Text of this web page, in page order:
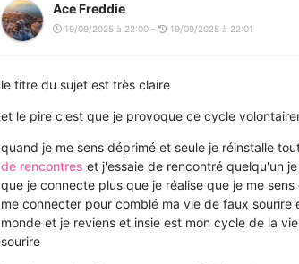
Ace Freddie
19/09/2025 à 22:00 - 19/09/2025 à 22:01
le titre du sujet est très claire
et le pire c'est que je provoque ce cycle
quand je me sens déprimé et seule je réinstalle
de rencontres et j'essaie de rencontré quelqu'un
que je connecte plus que je réalise que je me
me connecter pour comblé ma vie de faux
monde et je reviens et insie est mon cycle de la
sourire